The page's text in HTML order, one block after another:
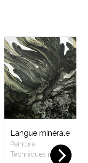
Langue minérale
Peinture
Techniques mixtes